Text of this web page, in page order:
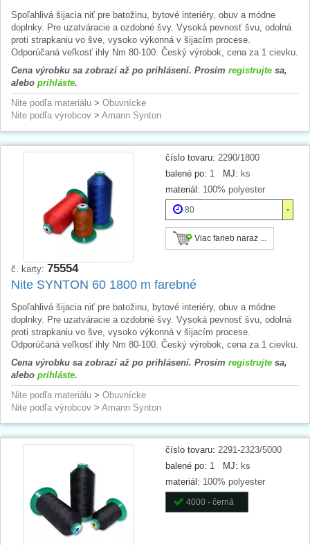
Spoľahlivá šijacia niť pre batožinu, bytové interiéry, obuv a módne
doplnky. Pre uzatváracie a ozdobné švy. Vysoká pevnosť švu, odolná
proti strapkaniu vo šve, vysoko výkonná v šijacím procese.
Odporúčaná veľkosť ihly Nm 80-100. Český výrobok, cena za 1 cievku.
Cena výrobku sa zobrazí až po prihlásení. Prosím registrujte sa,
alebo prihláste.
Nite podľa materiálu > Obuvnícke
Nite podľa výrobcov > Amann Synton
číslo tovaru: 2290/1800
balené po: 1 MJ: ks
materiál: 100% polyester
80
Viac farieb naraz ...
č. karty: 75554
Nite SYNTON 60 1800 m farebné
Spoľahlivá šijacia niť pre batožinu, bytové interiéry, obuv a módne
doplnky. Pre uzatváracie a ozdobné švy. Vysoká pevnosť švu, odolná
proti strapkaniu vo šve, vysoko výkonná v šijacím procese.
Odporúčaná veľkosť ihly Nm 80-100. Český výrobok, cena za 1 cievku.
Cena výrobku sa zobrazí až po prihlásení. Prosím registrujte sa,
alebo prihláste.
Nite podľa materiálu > Obuvnícke
Nite podľa výrobcov > Amann Synton
číslo tovaru: 2291-2323/5000
balené po: 1 MJ: ks
materiál: 100% polyester
4000 - černá